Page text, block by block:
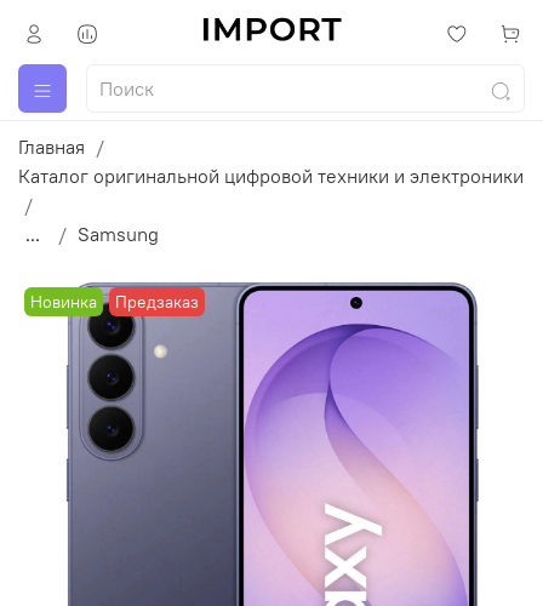
Главная
Каталог оригинальной цифровой техники и электроники
... Samsung
Новинка Предзаказ